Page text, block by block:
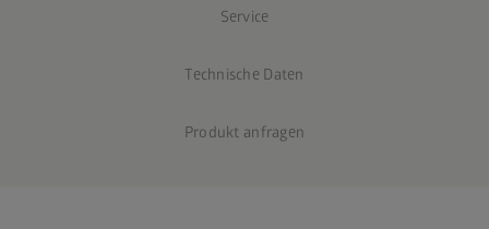
Service
Technische Daten
Produkt anfragen